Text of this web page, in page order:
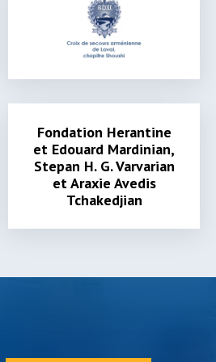
Fondation Herantine
et Edouard Mardinian,
Stepan H. G. Varvarian
et Araxie Avedis
Tchakedjian